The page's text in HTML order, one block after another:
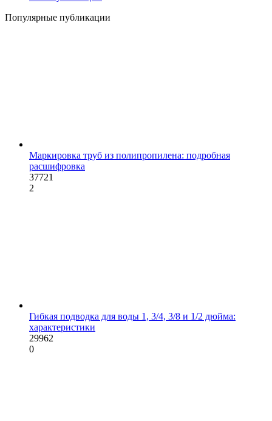
Популярные публикации
Маркировка труб из полипропилена: подробная
расшифровка
37721
2
Гибкая подводка для воды 1, 3/4, 3/8 и 1/2 дюйма:
характеристики
29962
0